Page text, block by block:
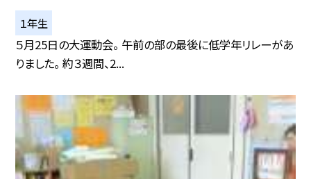
１年生
５月25日の大運動会。 午前の部の最後に低学年リレーがあ
りました。 約３週間、2...